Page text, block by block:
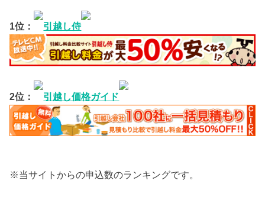
1位： 引越し侍
2位： 引越し価格ガイド
※当サイトからの申込数のランキングです。